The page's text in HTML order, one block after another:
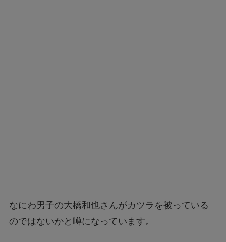
なにわ男子の大橋和也さんがカツラを被っている
のではないかと噂になっています。